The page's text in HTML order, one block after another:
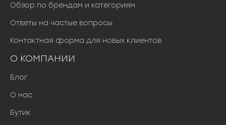
Обзор по брендам и категориям
Ответы на частые вопросы
Контактная форма для новых клиентов
О КОМПАНИИ
Блог
О нас
Бутик